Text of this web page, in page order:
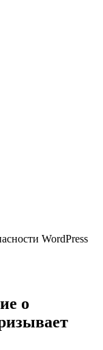
WordPress
о